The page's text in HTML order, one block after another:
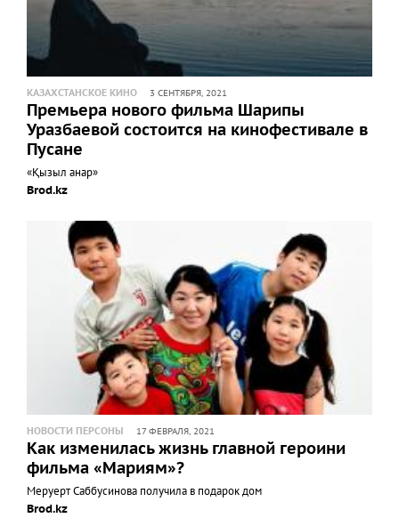
КАЗАХСТАНСКОЕ КИНО 3 СЕНТЯБРЯ, 2021
Премьера нового фильма Шарипы
Уразбаевой состоится на кинофестивале в
Пусане
«Қызыл анар»
Brod.kz
НОВОСТИ ПЕРСОНЫ 17 ФЕВРАЛЯ, 2021
Как изменилась жизнь главной героини
фильма «Мариям»?
Меруерт Саббусинова получила в подарок дом
Brod.kz